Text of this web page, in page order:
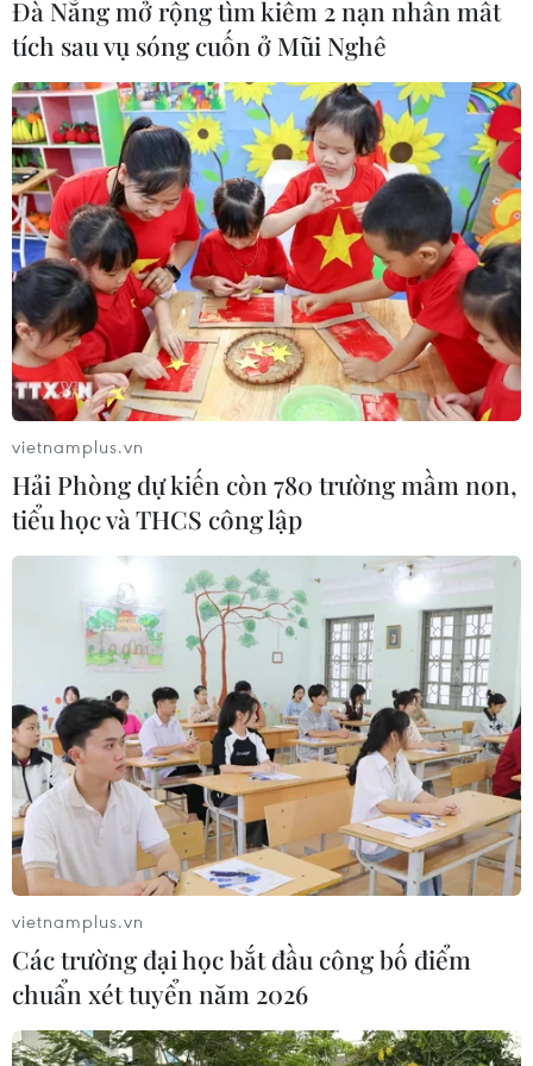
#Sở Nông nghiệp và Phát triển Nông thôn Hà Nội
#Hồ thủy lợi
TP. Hà Nội
Theo dõi VietnamPlus
TIN LIÊN QUAN
Đà Nẵng mở rộng tìm kiếm 2 nạn nhân mất
tích sau vụ sóng cuốn ở Mũi Nghê
vietnamplus.vn
Hải Phòng dự kiến còn 780 trường mầm non,
tiểu học và THCS công lập
vietnamplus.vn
Các trường đại học bắt đầu công bố điểm
chuẩn xét tuyển năm 2026